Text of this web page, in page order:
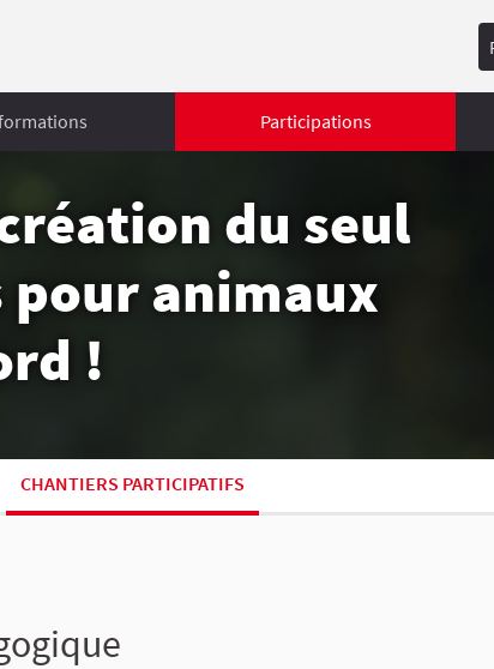
Participations
du seul
pour animaux
!
CHANTIERS PARTICIPATIFS